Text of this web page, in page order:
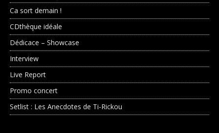
Ca sort demain !
CDthèque idéale
Dédicace – Showcase
Interview
Live Report
Promo concert
Setlist : Les Anecdotes de Ti-Rickou